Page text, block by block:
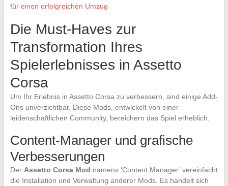
für einen erfolgreichen Umzug
Die Must-Haves zur
Transformation Ihres
Spielerlebnisses in Assetto
Corsa
Um Ihr Erlebnis in Assetto Corsa zu verbessern, sind einige Add-
Ons unverzichtbar. Diese Mods, entwickelt von einer
leidenschaftlichen Community, bereichern das Spiel erheblich.
Content-Manager und grafische
Verbesserungen
Der Assetto Corsa Mod namens ‘Content Manager’ vereinfacht
die Installation und Verwaltung anderer Mods. Es handelt sich